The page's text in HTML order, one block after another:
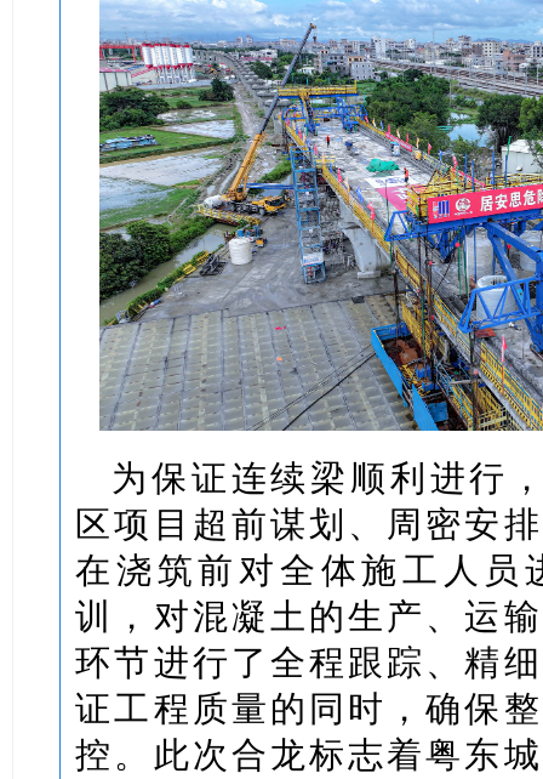
为保证连续梁顺利进行
区项目超前谋划、周密安
在浇筑前对全体施工人员
训，对混凝土的生产、运
环节进行了全程跟踪、精
证工程质量的同时，确保
控。此次合龙标志着粤东